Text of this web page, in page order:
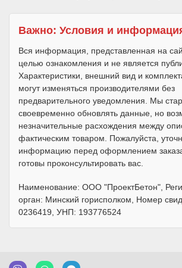
Важно: Условия и
Вся информация, представленная на
целью ознакомления и не является
Характеристики, внешний вид и
могут изменяться производителями без
предварительного уведомления. Мы
своевременно обновлять данные, но
незначительные расхождения между
фактическим товаром. Пожалуйста,
информацию перед оформлением
готовы проконсультировать вас.
Наименование: ООО "ПроектБетон",
орган: Минский горисполком, Номер
0236419, УНП: 193776524